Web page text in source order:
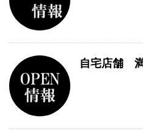
自宅店舗 満